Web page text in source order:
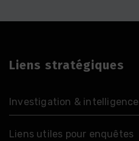
Liens stratégiques
Investigation & intelligence
Liens utiles pour enquêtes